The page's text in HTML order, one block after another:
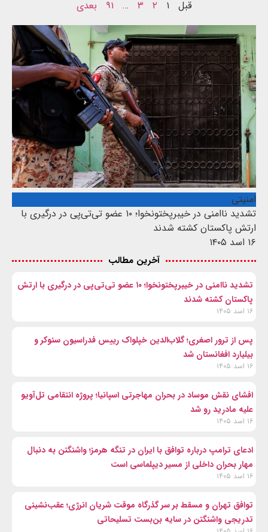
قبل ۱ ۲ ۳ … ۹۱ بعدی
امنیتی
تشدید ناامنی در خیبرپختونخوا؛ ۱۰ عضو تی‌تی‌پی در درگیری با
ارتش پاکستان کشته شدند
۱۶ اسد ۱۴۰۵
آخرین مطالب
تشدید ناامنی در خیبرپختونخوا؛ ۱۰ عضو تی‌تی‌پی در درگیری با ارتش
پاکستان کشته شدند
۱۶ اسد ۱۴۰۵
پس از ترور اصغری؛ گلاب‌الدین خپلواک رییس فدراسیون سنوکر و
بیلیارد افغانستان شد
۱۶ اسد ۱۴۰۵
افشای نقش موساد در بحران مهاجرتی اسپانیا؛ پروژه انتقامی تل‌آویو
علیه مادرید رو شد
۱۶ اسد ۱۴۰۵
ادعای ترامپ درباره توافق با ایران در تنگه هرمز؛ واشنگتن به دنبال
مهار بحران داخلی از مسیر دیپلماسی است
۱۶ اسد ۱۴۰۵
توافق تهران و مسقط بر سر گذرگاه موقت شریان انرژی؛ عقب‌نشینی
تدریجی واشنگتن در سایه بن‌بست تسلیحاتی